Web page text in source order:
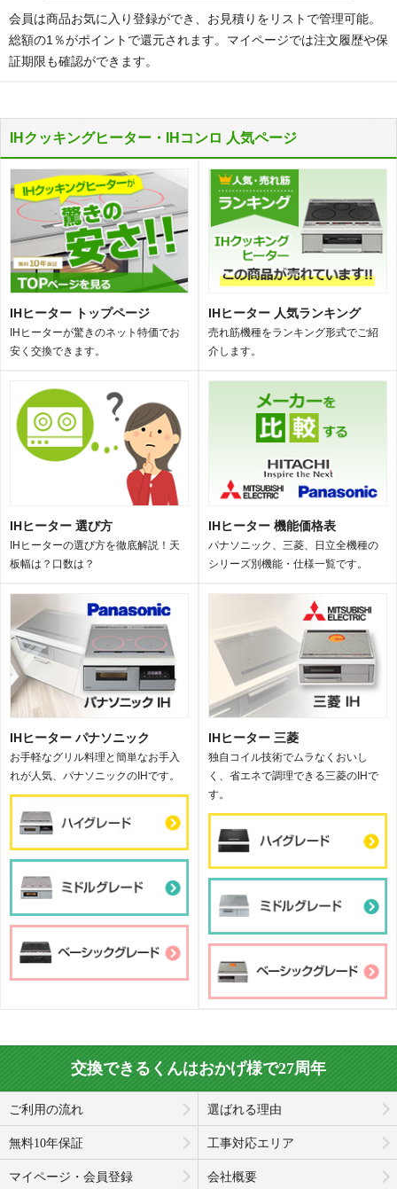
会員は商品お気に入り登録ができ、お見積りをリストで管理可能。
総額の1％がポイントで還元されます。マイページでは注文履歴や保
証期限も確認ができます。
IHクッキングヒーター・IHコンロ 人気ページ
IHヒーター トップページ
IHヒーターが驚きのネット特価でお
安く交換できます。
IHヒーター 人気ランキング
売れ筋機種をランキング形式でご紹
介します。
IHヒーター 選び方
IHヒーターの選び方を徹底解説！天
板幅は？口数は？
IHヒーター 機能価格表
パナソニック、三菱、日立全機種の
シリーズ別機能・仕様一覧です。
IHヒーター パナソニック
お手軽なグリル料理と簡単なお手入
れが人気、パナソニックのIHです。
IHヒーター 三菱
独自コイル技術でムラなくおいし
く、省エネで調理できる三菱のIHで
す。
交換できるくんはおかげ様で27周年
ご利用の流れ 選ばれる理由
無料10年保証 工事対応エリア
マイページ・会員登録 会社概要